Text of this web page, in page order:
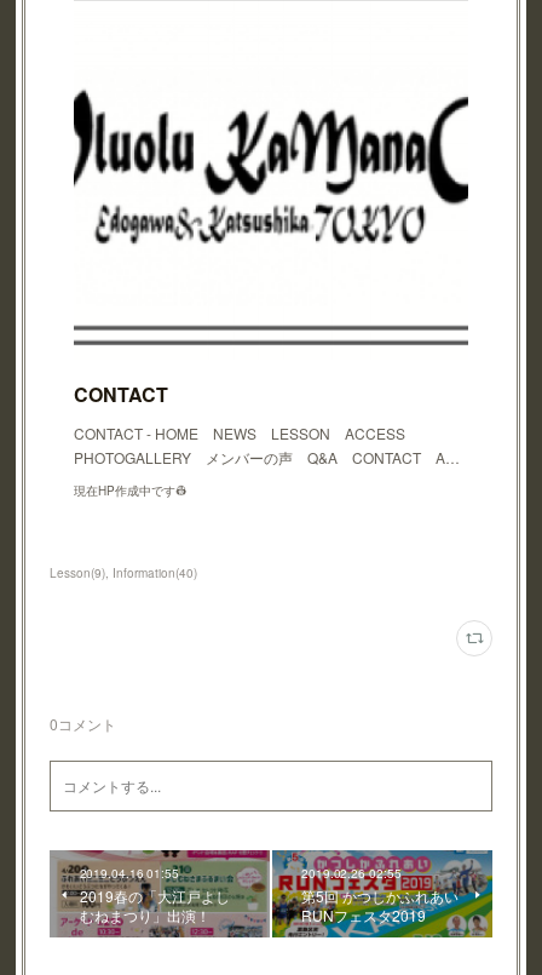
CONTACT
CONTACT - HOME NEWS LESSON ACCESS
PHOTOGALLERY メンバーの声 Q&A CONTACT A…
現在HP作成中です👷
Lesson(9) Information(40)
0コメント
2019.04.16 01:55
2019春の「大江戸よし
むねまつり」出演！
2019.02.26 02:55
第5回 かつしかふれあい
RUNフェスタ2019